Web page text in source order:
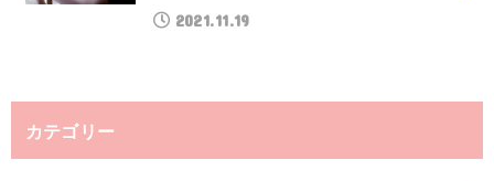
2021.11.19
カテゴリー